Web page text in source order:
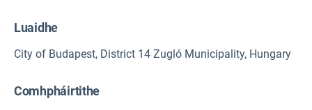
Luaidhe
City of Budapest, District 14 Zugló Municipality, Hungary
Comhpháirtithe